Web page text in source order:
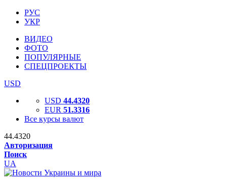
РУС
УКР
ВИДЕО
ФОТО
ПОПУЛЯРНЫЕ
СПЕЦПРОЕКТЫ
USD
USD 44.4320
EUR 51.3316
Все курсы валют
44.4320
Авторизация
Поиск
UA